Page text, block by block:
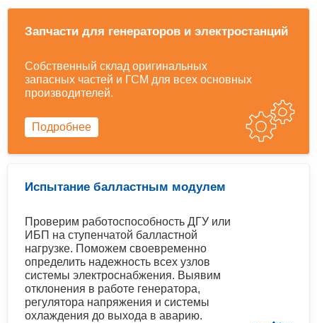
Запчасти для генераторов и электростанций
Собственный склад оригинальных
запасных частей и ГСМ для всех основных
производителей.
Подробнее
Испытание балластным модулем
Проверим работоспособность ДГУ или
ИБП на ступенчатой балластной
нагрузке. Поможем своевременно
определить надежность всех узлов
системы электроснабжения. Выявим
отклонения в работе генератора,
регулятора напряжения и системы
охлаждения до выхода в аварию.